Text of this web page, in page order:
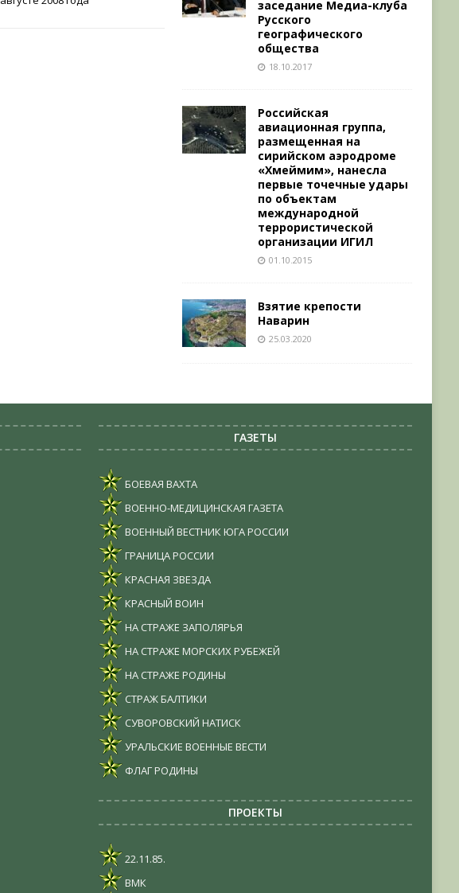
заседание Медиа-клуба
Русского
географического
общества
18.10.2017
Российская
авиационная группа,
размещенная на
сирийском аэродроме
«Хмеймим», нанесла
первые точечные удары
по объектам
международной
террористической
организации ИГИЛ
01.10.2015
Взятие крепости
Наварин
25.03.2020
ГАЗЕТЫ
БОЕВАЯ ВАХТА
ВОЕННО-МЕДИЦИНСКАЯ ГАЗЕТА
ВОЕННЫЙ ВЕСТНИК ЮГА РОССИИ
ГРАНИЦА РОССИИ
КРАСНАЯ ЗВЕЗДА
КРАСНЫЙ ВОИН
НА СТРАЖЕ ЗАПОЛЯРЬЯ
НА СТРАЖЕ МОРСКИХ РУБЕЖЕЙ
НА СТРАЖЕ РОДИНЫ
СТРАЖ БАЛТИКИ
СУВОРОВСКИЙ НАТИСК
УРАЛЬСКИЕ ВОЕННЫЕ ВЕСТИ
ФЛАГ РОДИНЫ
ПРОЕКТЫ
22.11.85.
ВМК